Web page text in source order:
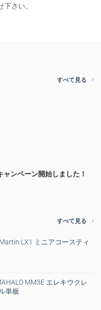
さい。
すべて見る
ンペーン開始しました！
すべて見る
LX1 ミニアコースティ
MM3E エレキウクレ
単板